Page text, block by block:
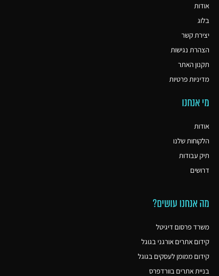
אודות
בלוג
יצירת קשר
הצהרת נגישות
תקנון האתר
מדיניות פרטיות
מי אנחנו
אודות
הלקוחות שלנו
תיק עבודות
דרושים
מה אנחנו עושים?
משרד פרסום דיגיטל
קידום אתרים אורגני בגוגל
קידום ממומן לעסקים בגוגל
בניית אתרים בוורדפרס